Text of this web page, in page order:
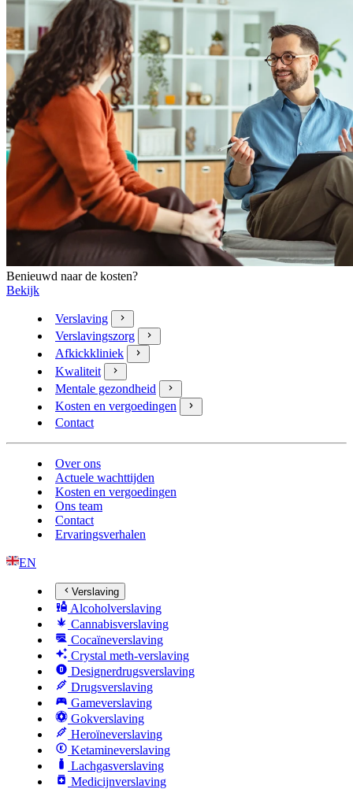
Benieuwd naar de kosten?
Bekijk
Verslaving
Verslavingszorg
Afkickkliniek
Kwaliteit
Mentale gezondheid
Kosten en vergoedingen
Contact
Over ons
Actuele wachttijden
Kosten en vergoedingen
Ons team
Contact
Ervaringsverhalen
EN
Verslaving
Alcoholverslaving
Cannabisverslaving
Cocaïneverslaving
Crystal meth-verslaving
Designerdrugsverslaving
Drugsverslaving
Gameverslaving
Gokverslaving
Heroïneverslaving
Ketamineverslaving
Lachgasverslaving
Medicijnverslaving